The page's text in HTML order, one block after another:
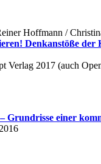
Hoffmann /
Denkanstöße der
Verlag 2017 (auch
Grundrisse einer